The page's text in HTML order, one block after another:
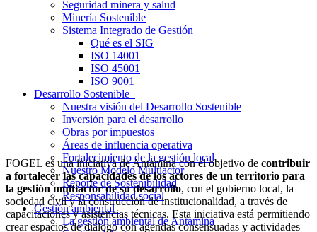
Seguridad minera y salud
Minería Sostenible
Sistema Integrado de Gestión
Qué es el SIG
ISO 14001
ISO 45001
ISO 9001
Desarrollo Sostenible
Nuestra visión del Desarrollo Sostenible
Inversión para el desarrollo
Obras por impuestos
Áreas de influencia operativa
Fortalecimiento de la gestión local
Nuestro Modelo Multiactor
Reporte de Sostenibilidad
Responsabilidad social
Gestión ambiental
La gestión ambiental de Antamina
FOGEL es una iniciativa de Antamina con el objetivo de contribuir
a fortalecer las capacidades de los actores de un territorio para
la gestión multiactor de su desarrollo, con el gobierno local, la
sociedad civil y la construcción de institucionalidad, a través de
capacitaciones y asistencias técnicas. Esta iniciativa está permitiendo
crear espacios de diálogo con agendas consensuadas y actividades